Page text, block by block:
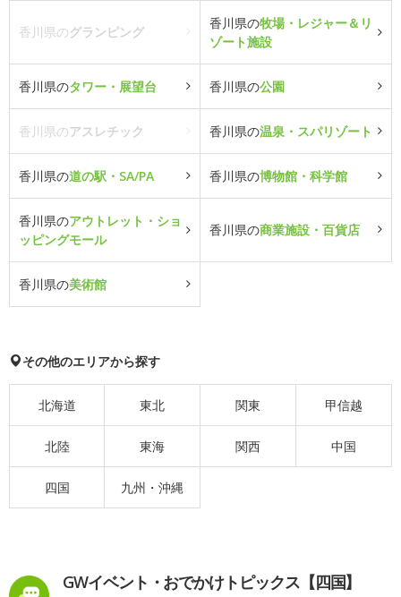
香川県のグランピング
香川県の牧場・レジャー＆リ
ゾート施設
香川県のタワー・展望台 香川県の公園
香川県のアスレチック 香川県の温泉・スパリゾート
香川県の道の駅・SA/PA 香川県の博物館・科学館
香川県のアウトレット・ショ
ッピングモール
香川県の商業施設・百貨店
香川県の美術館
その他のエリアから探す
北海道 東北 関東 甲信越
北陸 東海 関西 中国
四国 九州・沖縄
GWイベント・おでかけトピックス【四国】